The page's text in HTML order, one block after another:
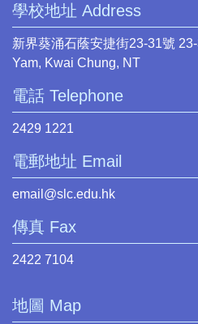
學校地址 Address
新界葵涌石蔭安捷街23-31號
Yam, Kwai Chung, NT
電話 Telephone
2429 1221
電郵地址 Email
email@slc.edu.hk
傳真 Fax
2422 7104
地圖 Map